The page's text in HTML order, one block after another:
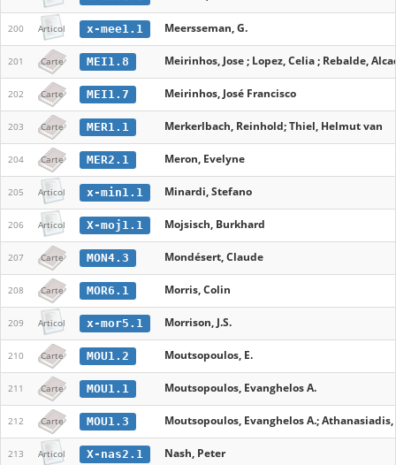
200 Articol x-mee1.1 Meersseman, G.
201 Carte MEI1.8 Meirinhos, Jose ; Lopez, Celia ; Rebalde,
202 Carte MEI1.7 Meirinhos, José Francisco
203 Carte MER1.1 Merkerlbach, Reinhold; Thiel, Helmut van
204 Carte MER2.1 Meron, Evelyne
205 Articol x-min1.1 Minardi, Stefano
206 Articol X-moj1.1 Mojsisch, Burkhard
207 Carte MON4.3 Mondésert, Claude
208 Carte MOR6.1 Morris, Colin
209 Articol x-mor5.1 Morrison, J.S.
210 Carte MOU1.2 Moutsopoulos, E.
211 Carte MOU1.1 Moutsopoulos, Evanghelos A.
212 Carte MOU1.3 Moutsopoulos, Evanghelos A.;
213 Articol X-nas2.1 Nash, Peter